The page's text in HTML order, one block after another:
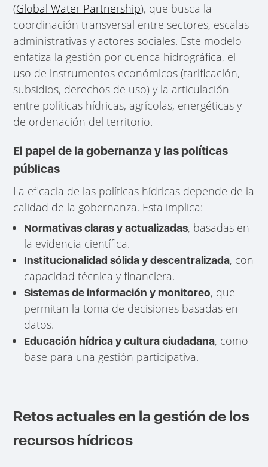
(Global Water Partnership), que busca la
coordinación transversal entre sectores, escalas
administrativas y actores sociales. Este modelo
enfatiza la gestión por cuenca hidrográfica, el
uso de instrumentos económicos (tarificación,
subsidios, derechos de uso) y la articulación
entre políticas hídricas, agrícolas, energéticas y
de ordenación del territorio.
El papel de la gobernanza y las políticas
públicas
La eficacia de las políticas hídricas depende de la
calidad de la gobernanza. Esta implica:
Normativas claras y actualizadas, basadas en
la evidencia científica.
Institucionalidad sólida y descentralizada, con
capacidad técnica y financiera.
Sistemas de información y monitoreo, que
permitan la toma de decisiones basadas en
datos.
Educación hídrica y cultura ciudadana, como
base para una gestión participativa.
Retos actuales en la gestión de los
recursos hídricos